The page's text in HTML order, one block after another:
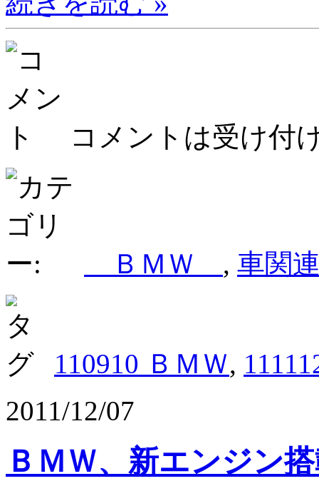
コメントは受け付
ＢＭＷ , 車関
110910 ＢＭＷ,
2011/12/07
ＢＭＷ、新エンジン